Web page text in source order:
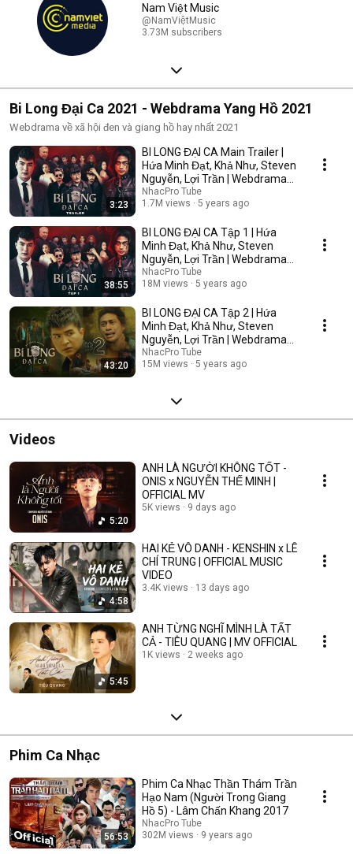
Nam Việt Music
@NamViệtMusic
3.73M subscribers
Bi Long Đại Ca 2021 - Webdrama Yang Hồ 2021
Webdrama về xã hội đen và giang hồ hay nhất 2021
3:23
BI LONG ĐẠI CA Main Trailer |
Hứa Minh Đạt, Khả Như, Steven
Nguyễn, Lợi Trần | Webdrama
Yang Hồ 2021
NhacPro Tube
1.7M views
5 years ago
38:55
BI LONG ĐẠI CA Tập 1 | Hứa
Minh Đạt, Khả Như, Steven
Nguyễn, Lợi Trần | Webdrama
Yang Hồ 2021
NhacPro Tube
18M views
5 years ago
43:20
BI LONG ĐẠI CA Tập 2 | Hứa
Minh Đạt, Khả Như, Steven
Nguyễn, Lợi Trần | Webdrama
Yang Hồ 2021
NhacPro Tube
15M views
5 years ago
Videos
5:20
ANH LÀ NGƯỜI KHÔNG TỐT -
ONIS x NGUYỄN THẾ MINH |
OFFICIAL MV
5K views 9 days ago
4:58
HAI KẺ VÔ DANH - KENSHIN x LÊ
CHÍ TRUNG | OFFICIAL MUSIC
VIDEO
3.4K views 13 days ago
5:45
ANH TỪNG NGHĨ MÌNH LÀ TẤT
CẢ - TIÊU QUANG | MV OFFICIAL
1K views 2 weeks ago
Phim Ca Nhạc
56:53
Phim Ca Nhạc Thần Thám Trần
Hạo Nam (Người Trong Giang
Hồ 5) - Lâm Chấn Khang 2017
NhacPro Tube
302M views
9 years ago